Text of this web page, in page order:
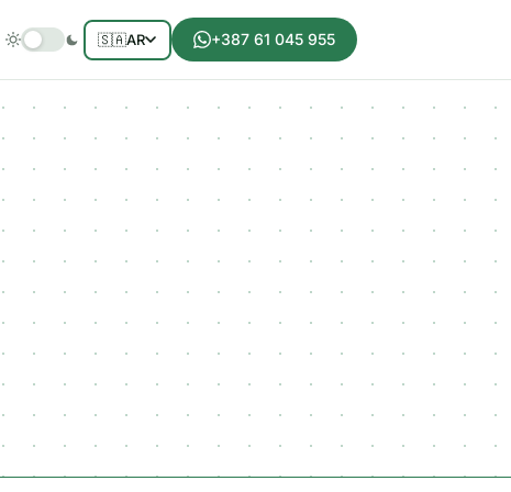
🇸🇦AR +387 61 045 955